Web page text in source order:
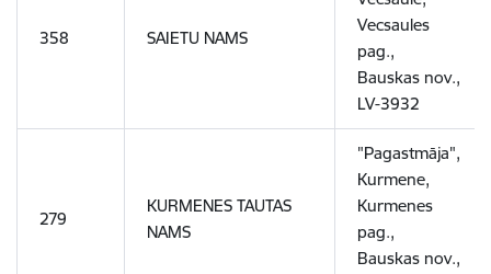
358 SAIETU NAMS
Vecsaules
pag.,
Bauskas nov.,
LV-3932
279
KURMENES TAUTAS
NAMS
"Pagastmāja",
Kurmene,
Kurmenes
pag.,
Bauskas nov.,